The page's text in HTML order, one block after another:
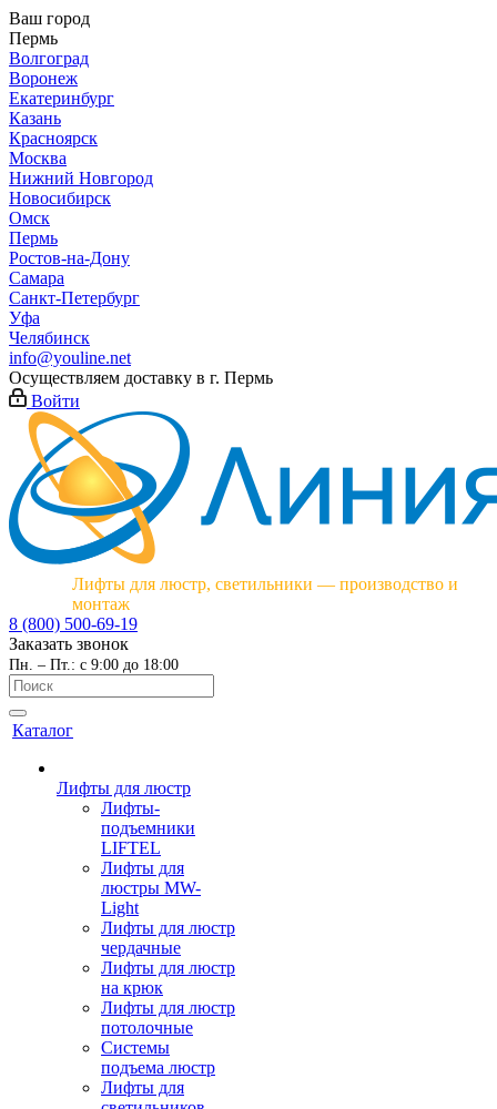
Ваш город
Пермь
Волгоград
Воронеж
Екатеринбург
Казань
Красноярск
Москва
Нижний Новгород
Новосибирск
Омск
Пермь
Ростов-на-Дону
Самара
Санкт-Петербург
Уфа
Челябинск
info@youline.net
Осуществляем доставку в г. Пермь
Войти
Лифты для люстр, светильники — производство и
монтаж
8 (800) 500-69-19
Заказать звонок
Пн. – Пт.: с 9:00 до 18:00
Каталог
Лифты для люстр
Лифты-
подъемники
LIFTEL
Лифты для
люстры MW-
Light
Лифты для люстр
чердачные
Лифты для люстр
на крюк
Лифты для люстр
потолочные
Системы
подъема люстр
Лифты для